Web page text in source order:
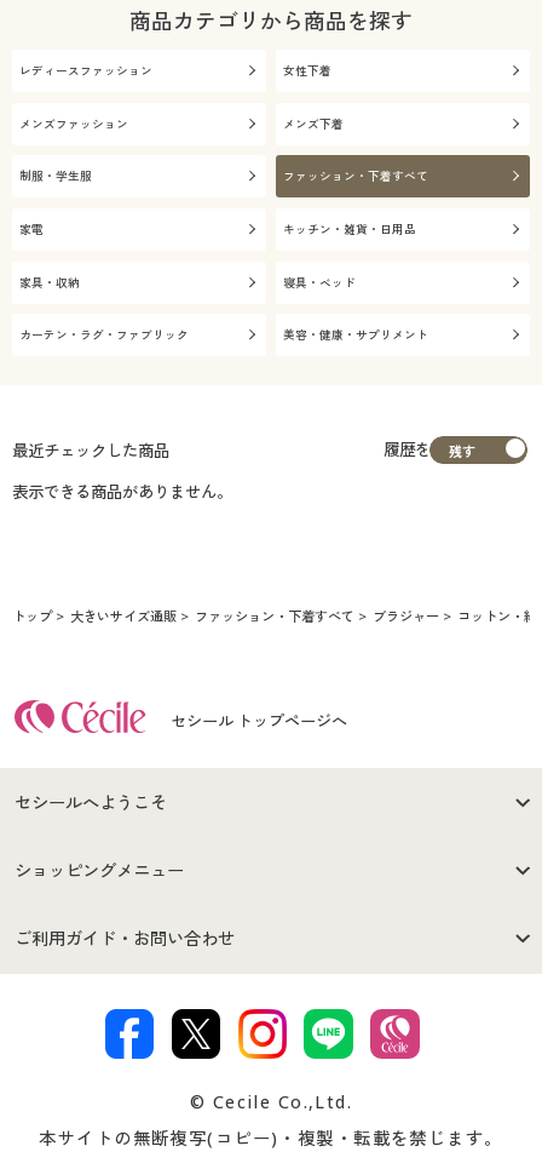
商品カテゴリから商品を探す
レディースファッション 女性下着
メンズファッション メンズ下着
制服・学生服 ファッション・下着すべて
家電 キッチン・雑貨・日用品
家具・収納 寝具・ベッド
カーテン・ラグ・ファブリック 美容・健康・サプリメント
最近チェックした商品
履歴を
表示できる商品がありません。
トップ 大きいサイズ通販 ファッション・下着すべて ブラジャー コットン・綿
セシール トップページへ
セシールへようこそ
はじめての方へ
セシールご利用規約
著作権・商標について 会社案内
ショッピングメニュー
商品カテゴリ
プレゼント＆キャンペーン サイトマップ
ご利用ガイド・お問い合わせ
交換・返品は お支払は
ついて
忘れの場合
© Cecile Co.,Ltd.
本サイトの無断複写(コピー)・複製・転載を禁じます。